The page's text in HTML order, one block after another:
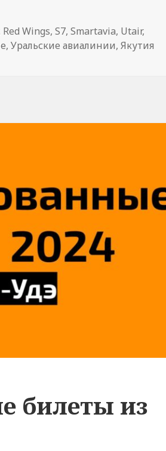
Red Wings,S7,Smartavia, Utair,
,Уральские авиалинии,Якутия
билеты из